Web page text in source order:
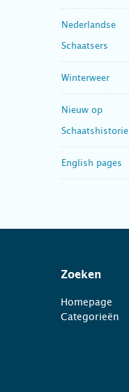
Nederlandse
Schaatsers
Winterweer
Nieuw op
Schaatshistorie
English pages
Zoeken
Homepage
Categorieën